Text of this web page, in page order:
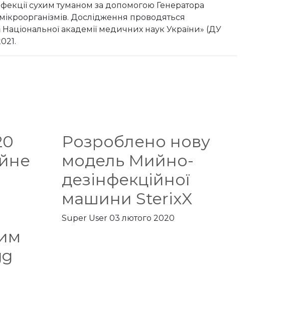
сухим туманом за допомогою Генератора
Дослідження проводяться
Національної академії медичних наук України» (ДУ
Розроблено нову
модель Мийно-
дезінфекційної
машини SterixX
Super User 03 лютого 2020